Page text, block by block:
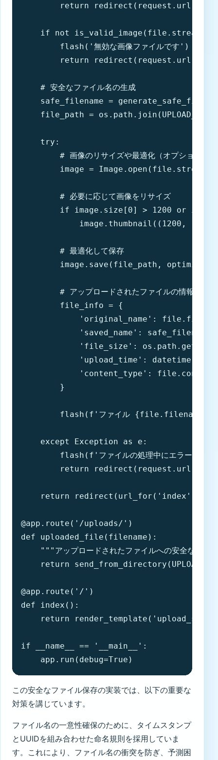
        return redirect(request.url)
    if not is_valid_image(file.stream):
        flash('無効な画像ファイルです')
        return redirect(request.url)
    # 安全なファイル名の生成
safe_filename =
file_path =
    try:
        # 画像のリサイズや最適化（オプション）
        image = Image.open(file.stream)
        # 必要に応じて画像をリサイズ
if image.size[0] > 1200 or
image.thumbnail((1200,
        # 最適化して保存
image.save(file_path,
# アップロードされたファイルの情報をロ
        file_info = {
'original_name':
            'saved_name': safe_filename,
'file_size':
'upload_time':
'content_type':
        }
flash(f'ファイル {file.filename} の
    except Exception as e:
flash(f'ファイルの処理中にエラーが発
        return redirect(request.url)
    return redirect(url_for('index'))
@app.route('/uploads/ ')
def uploaded_file(filename):
"""アップロードされたファイルへの安全なアク
return
@app.route('/')
def index():
return
if __name__ == '__main__':
    app.run(debug=True)
この安全なファイル保存の実装では、以下の重要な
対策を講じています。
ファイル名の一意性確保のために、タイムスタンプ
とUUIDを組み合わせた命名規則を採用していま
す。これにより、ファイル名の衝突を防ぎ、予測困